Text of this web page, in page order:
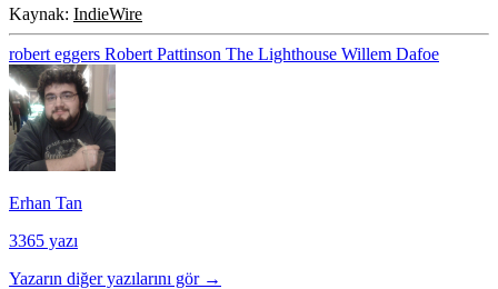
Kaynak: IndieWire
robert eggers Robert Pattinson The Lighthouse Willem Dafoe
Erhan Tan
3365 yazı
Yazarın diğer yazılarını gör →